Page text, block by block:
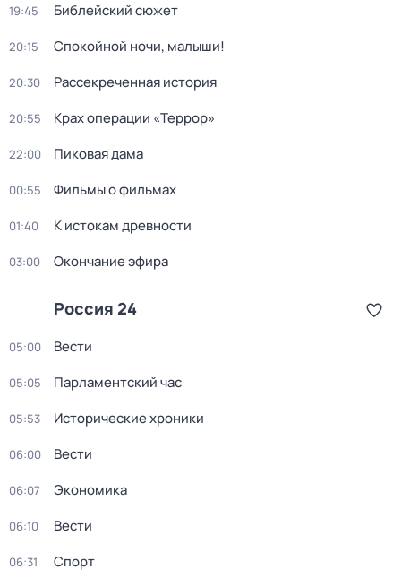
19:45 Библейский сюжет
20:15 Спокойной ночи, малыши!
20:30 Рассекреченная история
20:55 Крах операции «Террор»
22:00 Пиковая дама
00:55 Фильмы о фильмах
01:40 К истокам древности
03:00 Окончание эфира
Россия 24
05:00 Вести
05:05 Парламентский час
05:53 Исторические хроники
06:00 Вести
06:07 Экономика
06:10 Вести
06:31 Спорт